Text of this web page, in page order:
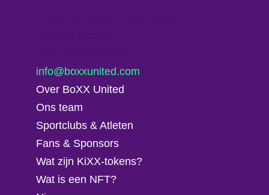
moc.detinuxxob
@ofni
Over BoXX United
Ons team
Sportclubs & Atleten
Fans & Sponsors
Wat zijn KiXX-tokens?
Wat is een NFT?